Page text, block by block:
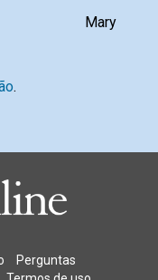
.
Perguntas